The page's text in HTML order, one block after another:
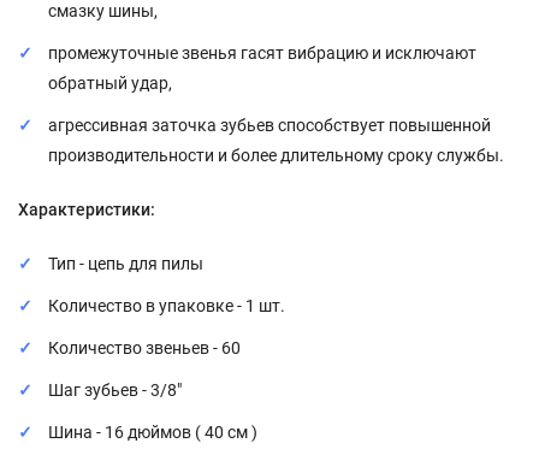
смазку шины,
промежуточные звенья гасят вибрацию и исключают
обратный удар,
агрессивная заточка зубьев способствует повышенной
производительности и более длительному сроку службы.
Характеристики:
Тип - цепь для пилы
Количество в упаковке - 1 шт.
Количество звеньев - 60
Шаг зубьев - 3/8"
Шина - 16 дюймов ( 40 см )